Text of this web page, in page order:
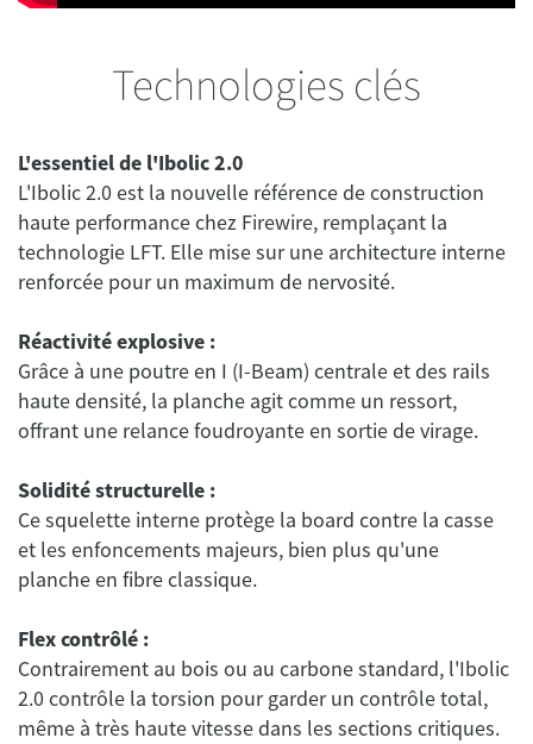
Technologies clés
L'essentiel de l'Ibolic 2.0
L'Ibolic 2.0 est la nouvelle référence de construction
haute performance chez Firewire, remplaçant la
technologie LFT. Elle mise sur une architecture interne
renforcée pour un maximum de nervosité.
Réactivité explosive :
Grâce à une poutre en I (I-Beam) centrale et des rails
haute densité, la planche agit comme un ressort,
offrant une relance foudroyante en sortie de virage.
Solidité structurelle :
Ce squelette interne protège la board contre la casse
et les enfoncements majeurs, bien plus qu'une
planche en fibre classique.
Flex contrôlé :
Contrairement au bois ou au carbone standard, l'Ibolic
2.0 contrôle la torsion pour garder un contrôle total,
même à très haute vitesse dans les sections critiques.